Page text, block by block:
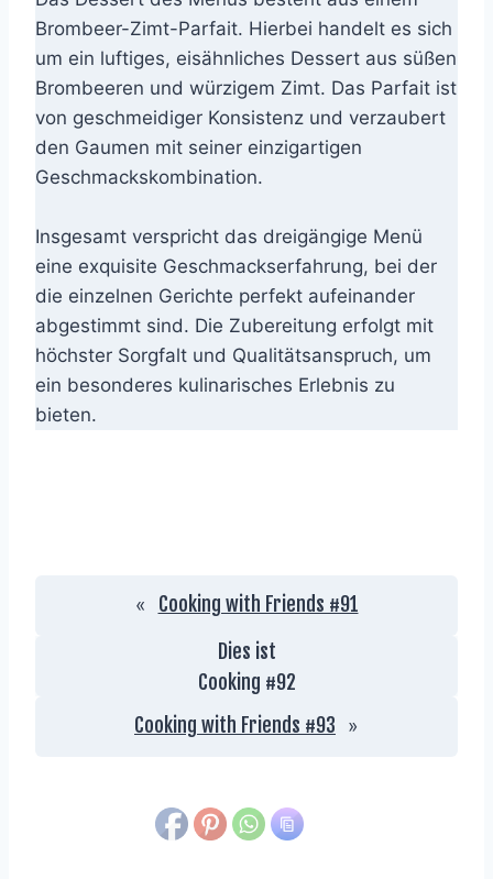
Brombeer-Zimt-Parfait. Hierbei handelt es sich
um ein luftiges, eisähnliches Dessert aus süßen
Brombeeren und würzigem Zimt. Das Parfait ist
von geschmeidiger Konsistenz und verzaubert
den Gaumen mit seiner einzigartigen
Geschmackskombination.
Insgesamt verspricht das dreigängige Menü
eine exquisite Geschmackserfahrung, bei der
die einzelnen Gerichte perfekt aufeinander
abgestimmt sind. Die Zubereitung erfolgt mit
höchster Sorgfalt und Qualitätsanspruch, um
ein besonderes kulinarisches Erlebnis zu
bieten.
«
Cooking with Friends #91
Dies ist
Cooking #92
Cooking with Friends #93
»